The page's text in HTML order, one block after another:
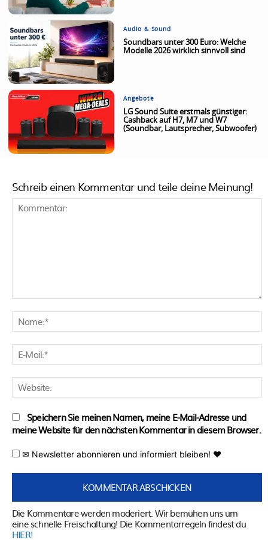
Audio & Sound
Soundbars unter 300 Euro: Welche
Modelle 2026 wirklich sinnvoll sind
Angebote
LG Sound Suite erstmals günstiger:
Cashback auf H7, M7 und W7
(Soundbar, Lautsprecher, Subwoofer)
Schreib einen Kommentar und teile deine Meinung!
Speichern Sie meinen Namen, meine E-Mail-Adresse und
meine Website für den nächsten Kommentar in diesem Browser.
✉ Newsletter abonnieren und informiert bleiben! ♥
Die Kommentare werden moderiert. Wir bemühen uns um
eine schnelle Freischaltung! Die Kommentarregeln findest du
HIER!